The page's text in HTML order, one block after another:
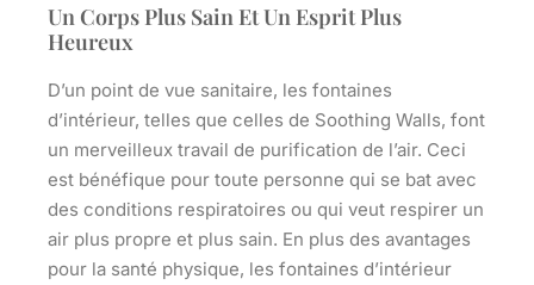
Un Corps Plus Sain Et Un Esprit Plus
Heureux
D’un point de vue sanitaire, les fontaines
d’intérieur, telles que celles de Soothing Walls, font
un merveilleux travail de purification de l’air. Ceci
est bénéfique pour toute personne qui se bat avec
des conditions respiratoires ou qui veut respirer un
air plus propre et plus sain. En plus des avantages
pour la santé physique, les fontaines d’intérieur